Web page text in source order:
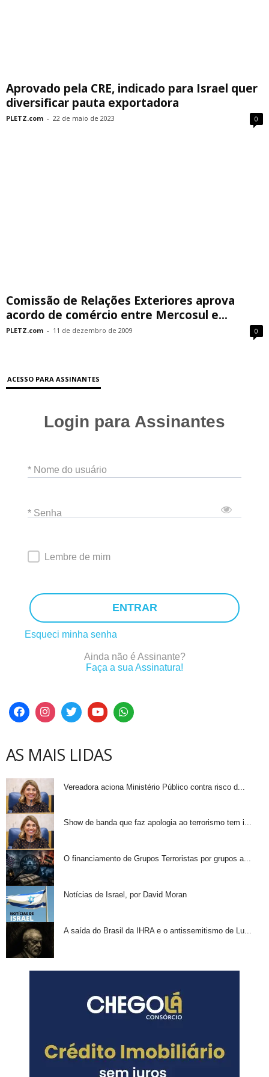
Aprovado pela CRE, indicado para Israel quer
diversificar pauta exportadora
PLETZ.com - 22 de maio de 2023 0
Comissão de Relações Exteriores aprova
acordo de comércio entre Mercosul e...
PLETZ.com - 11 de dezembro de 2009 0
ACESSO PARA ASSINANTES
Login para Assinantes
* Nome do usuário
* Senha
Lembre de mim
ENTRAR
Esqueci minha senha
Ainda não é Assinante?
Faça a sua Assinatura!
AS MAIS LIDAS
Vereadora aciona Ministério Público contra risco d...
Show de banda que faz apologia ao terrorismo tem i...
O financiamento de Grupos Terroristas por grupos a...
Notícias de Israel, por David Moran
A saída do Brasil da IHRA e o antissemitismo de Lu...